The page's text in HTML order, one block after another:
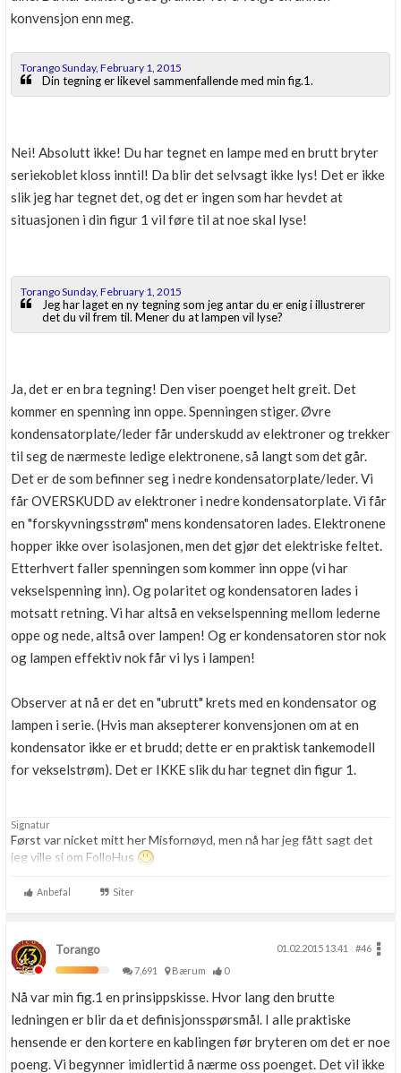
konvensjon enn meg.
Torango Sunday, February 1, 2015
Din tegning er likevel sammenfallende med min fig.1.
Nei! Absolutt ikke! Du har tegnet en lampe med en brutt bryter
seriekoblet kloss inntil! Da blir det selvsagt ikke lys! Det er ikke
slik jeg har tegnet det, og det er ingen som har hevdet at
situasjonen i din figur 1 vil føre til at noe skal lyse!
Torango Sunday, February 1, 2015
Jeg har laget en ny tegning som jeg antar du er enig i illustrerer
det du vil frem til. Mener du at lampen vil lyse?
Ja, det er en bra tegning! Den viser poenget helt greit. Det
kommer en spenning inn oppe. Spenningen stiger. Øvre
kondensatorplate/leder får underskudd av elektroner og trekker
til seg de nærmeste ledige elektronene, så langt som det går.
Det er de som befinner seg i nedre kondensatorplate/leder. Vi
får OVERSKUDD av elektroner i nedre kondensatorplate. Vi får
en "forskyvningsstrøm" mens kondensatoren lades. Elektronene
hopper ikke over isolasjonen, men det gjør det elektriske feltet.
Etterhvert faller spenningen som kommer inn oppe (vi har
vekselspenning inn). Og polaritet og kondensatoren lades i
motsatt retning. Vi har altså en vekselspenning mellom lederne
oppe og nede, altså over lampen! Og er kondensatoren stor nok
og lampen effektiv nok får vi lys i lampen!
Observer at nå er det en "ubrutt" krets med en kondensator og
lampen i serie. (Hvis man aksepterer konvensjonen om at en
kondensator ikke er et brudd; dette er en praktisk tankemodell
for vekselstrøm). Det er IKKE slik du har tegnet din figur 1.
Signatur
Først var nicket mitt her Misfornøyd, men nå har jeg fått sagt det
jeg ville si om FolloHus
Anbefal Siter
Torango 01.02.2015 13.41
#46
7,691
Bærum 0
Nå var min fig.1 en prinsippskisse. Hvor lang den brutte
ledningen er blir da et definisjonsspørsmål. I alle praktiske
hensende er den kortere en kablingen før bryteren om det er noe
poeng. Vi begynner imidlertid å nærme oss poenget. Det vil ikke